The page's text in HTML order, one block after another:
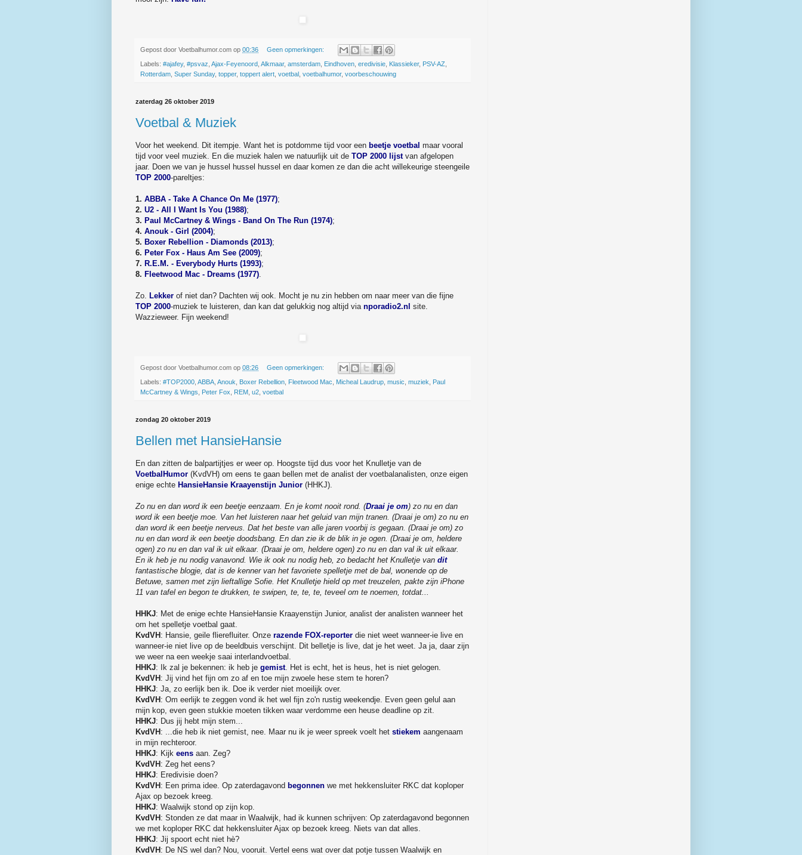
Gepost door Voetbalhumor.com op 00:36 Geen opmerkingen:
Labels: #ajafey, #psvaz Ajax-Feyenoord Alkmaar, amsterdam Eindhoven eredivisie Klassieker, PSV-AZ
Rotterdam Super Sunday, topper, toppert alert voetbal voetbalhumor, voorbeschouwing
zaterdag 26 oktober 2019
Voetbal & Muziek
Voor het weekend. Dit itempje. Want het is potdomme tijd voor een beetje voetbal maar vooral
tijd voor veel muziek. En die muziek halen we natuurlijk uit de TOP 2000 lijst van afgelopen
jaar. Doen we van je hussel hussel hussel en daar komen ze dan die acht willekeurige steengeile
TOP 2000-pareltjes:
1. ABBA - Take A Chance On Me (1977);
2. U2 - All I Want Is You (1988);
3. Paul McCartney & Wings - Band On The Run (1974);
4. Anouk - Girl (2004);
5. Boxer Rebellion - Diamonds (2013);
6. Peter Fox - Haus Am See (2009);
7. R.E.M. - Everybody Hurts (1993);
8. Fleetwood Mac - Dreams (1977)
Zo. Lekker of niet dan? Dachten wij ook. Mocht je nu zin hebben om naar meer van die fijne
TOP 2000-muziek te luisteren, dan kan dat gelukkig nog altijd via nporadio2.nl site.
Wazzieweer. Fijn weekend!
Gepost door Voetbalhumor.com op 08:26 Geen opmerkingen:
Labels: #TOP2000 ABBA Anouk Boxer Rebellion Fleetwood Mac Micheal Laudrup music muziek
Paul
McCartney & Wings
Peter Fox REM u2 voetbal
zondag 20 oktober 2019
Bellen met HansieHansie
En dan zitten de balpartijtjes er weer op. Hoogste tijd dus voor het Knulletje van de
VoetbalHumor (KvdVH) om eens te gaan bellen met de analist der voetbalanalisten, onze eigen
enige echte HansieHansie Kraayenstijn Junior (HHKJ).
Zo nu en dan word ik een beetje eenzaam. En je komt nooit rond. (Draai je om) zo nu en dan
word ik een beetje moe. Van het luisteren naar het geluid van mijn tranen. (Draai je om) zo nu en
dan word ik een beetje nerveus. Dat het beste van alle jaren voorbij is gegaan. (Draai je om) zo
nu en dan word ik een beetje doodsbang. En dan zie ik de blik in je ogen. (Draai je om, heldere
ogen) zo nu en dan val ik uit elkaar. (Draai je om, heldere ogen) zo nu en dan val ik uit elkaar.
En ik heb je nu nodig vanavond. Wie ik ook nu nodig heb, zo bedacht het Knulletje van dit
fantastische blogje, dat is de kenner van het favoriete spelletje met de bal, wonende op de
Betuwe, samen met zijn lieftallige Sofie. Het Knulletje hield op met treuzelen, pakte zijn iPhone
11 van tafel en begon te drukken, te swipen, te, te, te, teveel om te noemen, totdat...
HHKJ: Met de enige echte HansieHansie Kraayenstijn Junior, analist der analisten wanneer het
om het spelletje voetbal gaat.
KvdVH : Hansie, geile flierefluiter. Onze razende FOX-reporter die niet weet wanneer-ie live en
wanneer-ie niet live op de beeldbuis verschijnt. Dit belletje is live, dat je het weet. Ja ja, daar zijn
we weer na een weekje saai interlandvoetbal.
HHKJ: Ik zal je bekennen: ik heb je gemist . Het is echt, het is heus, het is niet gelogen.
KvdVH : Jij vind het fijn om zo af en toe mijn zwoele hese stem te horen?
HHKJ: Ja, zo eerlijk ben ik. Doe ik verder niet moeilijk over.
KvdVH : Om eerlijk te zeggen vond ik het wel fijn zo'n rustig weekendje. Even geen gelul aan
mijn kop, even geen stukkie moeten tikken waar verdomme een heuse deadline op zit.
HHKJ: Dus jij hebt mijn stem...
KvdVH : ...die heb ik niet gemist, nee. Maar nu ik je weer spreek voelt het stiekem aangenaam
in mijn rechteroor.
HHKJ: Kijk eens aan. Zeg?
KvdVH : Zeg het eens?
HHKJ: Eredivisie doen?
KvdVH : Een prima idee. Op zaterdagavond begonnen we met hekkensluiter RKC dat koploper
Ajax op bezoek kreeg.
HHKJ: Waalwijk stond op zijn kop.
KvdVH : Stonden ze dat maar in Waalwijk, had ik kunnen schrijven: Op zaterdagavond begonnen
we met koploper RKC dat hekkensluiter Ajax op bezoek kreeg. Niets van dat alles.
HHKJ: Jij spoort echt niet hè?
KvdVH : De NS wel dan? Nou, vooruit. Vertel eens wat over dat potje tussen Waalwijk en